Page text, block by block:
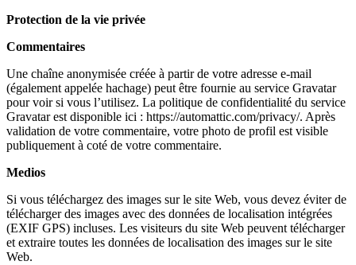
Protection de la vie privée
Commentaires
Une chaîne anonymisée créée à partir de votre adresse e-mail
(également appelée hachage) peut être fournie au service Gravatar
pour voir si vous l’utilisez. La politique de confidentialité du service
Gravatar est disponible ici : https://automattic.com/privacy/. Après
validation de votre commentaire, votre photo de profil est visible
publiquement à coté de votre commentaire.
Medios
Si vous téléchargez des images sur le site Web, vous devez éviter de
télécharger des images avec des données de localisation intégrées
(EXIF GPS) incluses. Les visiteurs du site Web peuvent télécharger
et extraire toutes les données de localisation des images sur le site
Web.